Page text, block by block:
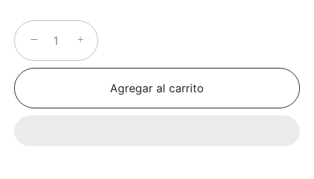
− +
Agregar al carrito